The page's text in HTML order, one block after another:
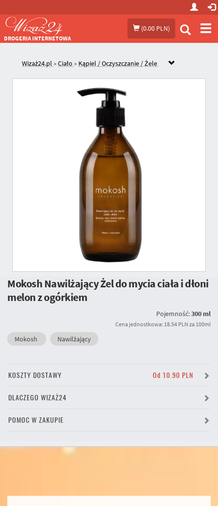
(0.00 PLN)
DROGERIA INTERNETOWA
Wizaż24.pl »Ciało » Kąpiel / Oczyszczanie / Żele
Mokosh Nawilżający Żel do mycia ciała i dłoni
melon z ogórkiem
Pojemność:300 ml
Cena jednostkowa: 18.54 PLN za 100ml
Mokosh Nawilżający
KOSZTY DOSTAWY Od 10.90 PLN
DLACZEGO WIZAŻ24
POMOC W ZAKUPIE